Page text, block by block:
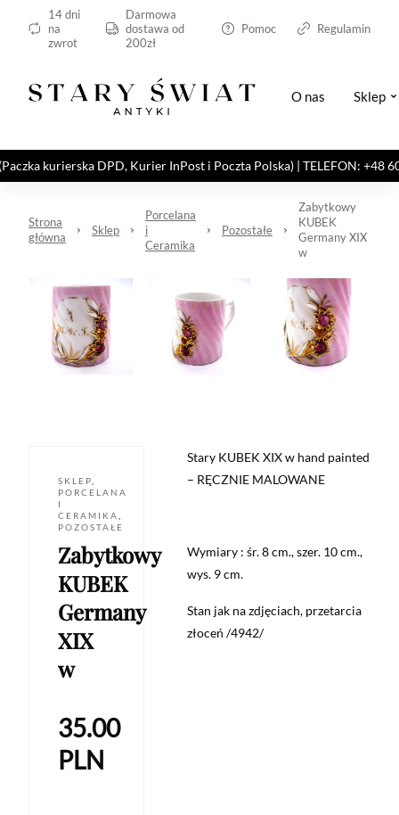
14 dni
na
zwrot
Darmowa
dostawa od
200zł
Pomoc Regulamin
O nas Sklep
kurierska DPD, Kurier InPost i Poczta Polska) | TELEFON: +48
Strona
główna
Sklep
Porcelana
i
Ceramika
Pozostałe
Zabytkowy
KUBEK
Germany XIX
w
SKLEP
PORCELANA
I
CERAMIKA
POZOSTAŁE
Zabytkowy
KUBEK
Germany
XIX
w
35.00
PLN
Stary KUBEK XIX w hand painted
– RĘCZNIE MALOWANE
Wymiary : śr. 8 cm., szer. 10 cm.,
wys. 9 cm.
Stan jak na zdjęciach, przetarcia
złoceń /4942/